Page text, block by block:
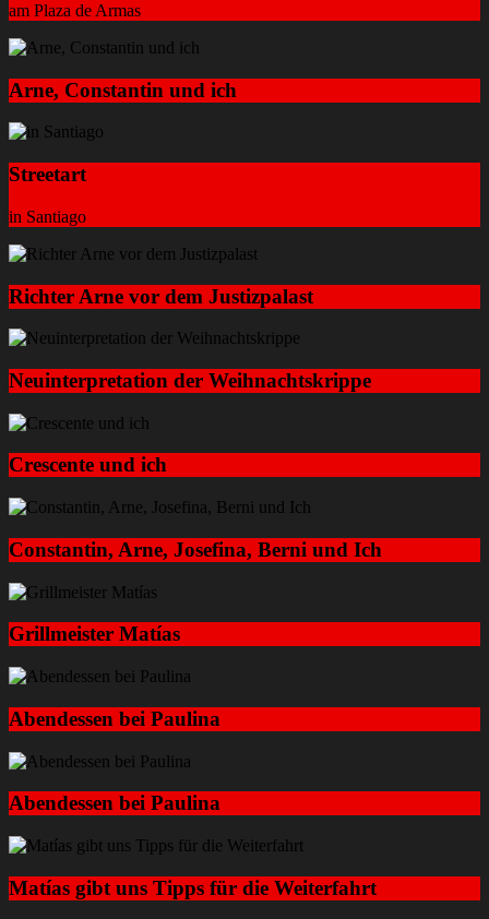
am Plaza de Armas
Arne, Constantin und ich
Streetart
in Santiago
Richter Arne vor dem Justizpalast
Neuinterpretation der Weihnachtskrippe
Crescente und ich
Constantin, Arne, Josefina, Berni und Ich
Grillmeister Matías
Abendessen bei Paulina
Abendessen bei Paulina
Matías gibt uns Tipps für die Weiterfahrt